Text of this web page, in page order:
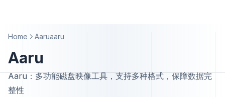
Home Aaruaaru
Aaru
Aaru：多功能磁盘映像工具，支持多种格式，保障数据完
整性